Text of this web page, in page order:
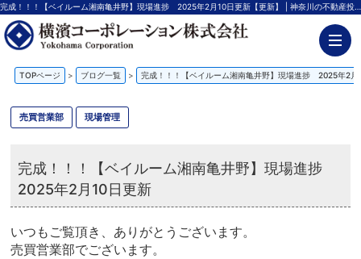
完成！！！【ベイルーム湘南亀井野】現場進捗 2025年2月10日更新【更新】 | 神奈川の不動産投資、新築アパート経営は横濱コーポレーション
TOPページ > ブログ一覧 > 完成！！！【ベイルーム湘南亀井野】現場進捗 2025年2月
売買営業部 現場管理
完成！！！【ベイルーム湘南亀井野】現場進捗
2025年2月10日更新
いつもご覧頂き、ありがとうございます。
売買営業部でございます。